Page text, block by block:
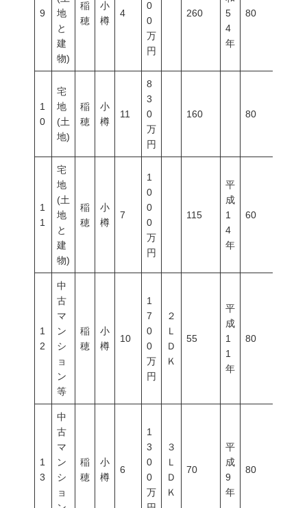
9
地
と
建
物)
稲
穂
小
樽
4
0
0
万
円
260
5
4
年
80
1
0
宅
地
(土
地)
稲
穂
小
樽
11
8
3
0
万
円
160 80
1
1
宅
地
(土
地
と
建
物)
稲
穂
小
樽
7
1
0
0
0
万
円
115
平
成
1
4
年
60
1
2
中
古
マ
ン
シ
ョ
ン
等
稲
穂
小
樽
10
1
7
0
0
万
円
２
Ｌ
Ｄ
Ｋ
55
平
成
1
1
年
80
1
3
中
古
マ
ン
シ
ョ
稲
穂
小
樽
6
1
3
0
0
万
３
Ｌ
Ｄ
Ｋ
70
平
成
9
年
80